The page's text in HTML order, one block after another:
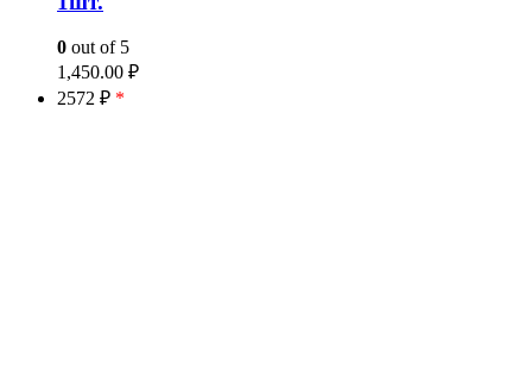
0 out of 5
1,450.00 ₽
2572 ₽ *